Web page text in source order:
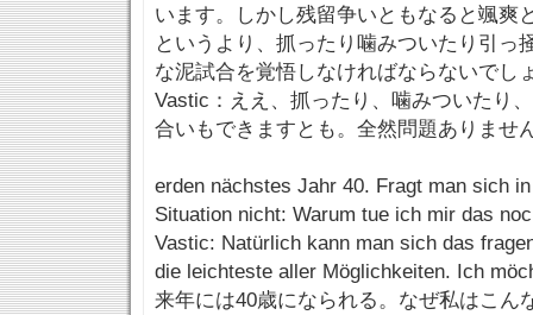
います。しかし残留争いともなると颯爽
というより、抓ったり噛みついたり引っ
な泥試合を覚悟しなければならないでし
Vastic：ええ、抓ったり、噛みついたり
合いもできますとも。全然問題ありませ
erden nächstes Jahr 40. Fragt man sich
Situation nicht: Warum tue ich mir das
Vastic: Natürlich kann man sich das
die leichteste aller Möglichkeiten. Ich
来年には40歳になられる。なぜ私はこん